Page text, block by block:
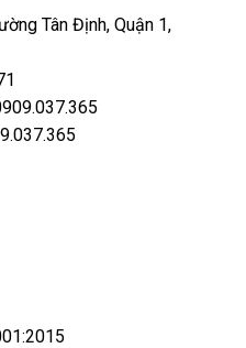
Tân Định, Quận 1,